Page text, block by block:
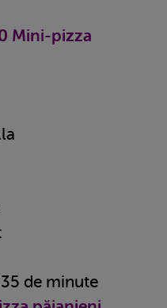
Mini-pizza
de minute